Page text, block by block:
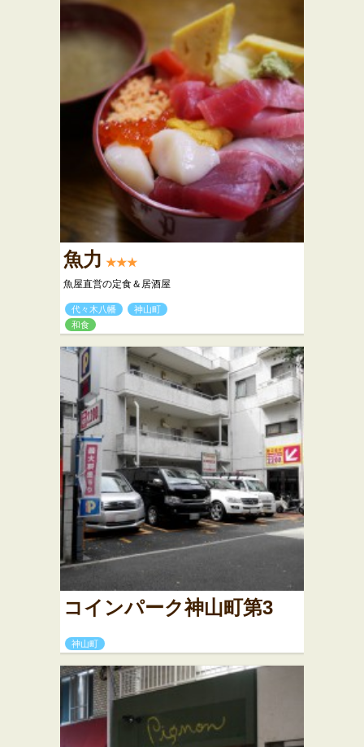
魚力 ★★★
魚屋直営の定食＆居酒屋
代々木八幡
神山町
和食
コインパーク神山町第3
神山町